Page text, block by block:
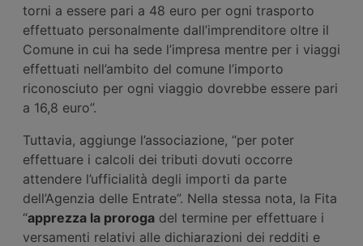
torni a essere pari a 48 euro per ogni trasporto
effettuato personalmente dall’imprenditore oltre il
Comune in cui ha sede l’impresa mentre per i viaggi
effettuati nell’ambito del comune l’importo
riconosciuto per ogni viaggio dovrebbe essere pari
a 16,8 euro”.
Tuttavia, aggiunge l’associazione, “per poter
effettuare i calcoli dei tributi dovuti occorre
attendere l’ufficialità degli importi da parte
dell’Agenzia delle Entrate”. Nella stessa nota, la Fita
“apprezza la proroga del termine per effettuare i
versamenti relativi alle dichiarazioni dei redditi e